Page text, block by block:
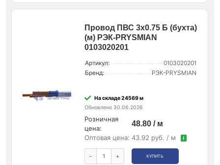
Провод ПВС 3х0.75 Б (бухта)
(м) РЭК-PRYSMIAN
0103020201
Артикул:
0103020201
Бренд:
РЭК-PRYSMIAN
На складе 24569 м
Обновлено 30.06.2026
Розничная
цена:
48.80 / м
Оптовая цена: 43.92 руб. / м !
- + КУПИТЬ